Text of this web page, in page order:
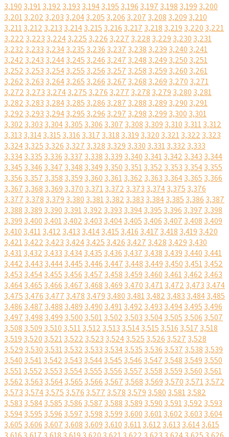
3,190 3,1913,192 3,193 3,1943,195 3,196 3,197 3,198 3,199 3,200
3,2013,202 3,203 3,2043,205 3,206 3,207 3,208 3,209 3,210
3,2113,212 3,213 3,2143,215 3,216 3,217 3,218 3,219 3,220 3,221
3,222 3,223 3,2243,225 3,226 3,227 3,228 3,229 3,230 3,231
3,232 3,233 3,2343,235 3,236 3,237 3,238 3,239 3,240 3,241
3,242 3,243 3,2443,245 3,246 3,247 3,248 3,249 3,250 3,251
3,252 3,253 3,2543,255 3,256 3,257 3,258 3,259 3,260 3,261
3,262 3,263 3,2643,265 3,266 3,267 3,268 3,269 3,270 3,271
3,272 3,273 3,2743,275 3,276 3,277 3,278 3,279 3,280 3,281
3,282 3,283 3,2843,285 3,286 3,287 3,288 3,289 3,290 3,291
3,292 3,293 3,2943,295 3,296 3,297 3,298 3,299 3,300 3,301
3,302 3,303 3,3043,305 3,306 3,307 3,308 3,309 3,310 3,3113,312
3,313 3,3143,315 3,316 3,317 3,318 3,319 3,320 3,3213,322 3,323
3,3243,325 3,326 3,327 3,328 3,329 3,330 3,3313,332 3,333
3,3343,335 3,336 3,337 3,338 3,339 3,340 3,3413,342 3,343 3,344
3,345 3,346 3,347 3,348 3,349 3,350 3,3513,352 3,353 3,3543,355
3,356 3,357 3,358 3,359 3,360 3,3613,362 3,363 3,3643,365 3,366
3,367 3,368 3,369 3,370 3,3713,372 3,373 3,3743,375 3,376
3,377 3,378 3,379 3,380 3,3813,382 3,383 3,3843,385 3,386 3,387
3,388 3,389 3,390 3,3913,392 3,393 3,3943,395 3,396 3,397 3,398
3,399 3,400 3,4013,402 3,403 3,4043,405 3,406 3,407 3,408 3,409
3,410 3,4113,412 3,413 3,4143,415 3,416 3,417 3,418 3,419 3,420
3,4213,422 3,423 3,4243,425 3,426 3,427 3,428 3,429 3,430
3,4313,432 3,433 3,4343,435 3,436 3,437 3,438 3,439 3,440 3,441
3,442 3,443 3,4443,445 3,446 3,447 3,448 3,449 3,450 3,4513,452
3,453 3,4543,455 3,456 3,457 3,458 3,459 3,460 3,4613,462 3,463
3,4643,465 3,466 3,467 3,468 3,469 3,470 3,4713,472 3,473 3,474
3,475 3,476 3,477 3,478 3,479 3,480 3,4813,482 3,483 3,4843,485
3,486 3,487 3,488 3,489 3,490 3,4913,492 3,493 3,4943,495 3,496
3,497 3,498 3,499 3,500 3,5013,502 3,503 3,5043,505 3,506 3,507
3,508 3,509 3,510 3,5113,512 3,513 3,5143,515 3,516 3,517 3,518
3,519 3,520 3,5213,522 3,523 3,5243,525 3,526 3,527 3,528
3,529 3,530 3,5313,532 3,533 3,5343,535 3,536 3,537 3,538 3,539
3,540 3,5413,542 3,543 3,5443,545 3,546 3,547 3,548 3,549 3,550
3,5513,552 3,553 3,5543,555 3,556 3,557 3,558 3,559 3,560 3,561
3,562 3,563 3,5643,565 3,566 3,567 3,568 3,569 3,570 3,5713,572
3,573 3,5743,575 3,576 3,577 3,578 3,579 3,580 3,5813,582
3,583 3,5843,585 3,586 3,587 3,588 3,589 3,590 3,5913,592 3,593
3,5943,595 3,596 3,597 3,598 3,599 3,600 3,6013,602 3,603 3,604
3,605 3,606 3,607 3,608 3,609 3,610 3,6113,612 3,613 3,6143,615